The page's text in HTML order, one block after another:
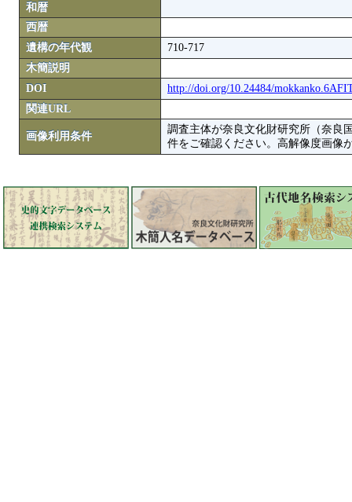
和暦
西暦
遺構の年代観
710-717
木簡説明
DOI
http://doi.org/10.24484/
関連URL
画像利用条件
調査主体が奈良文化財研究所（奈良
件をご確認ください。高解像度画像